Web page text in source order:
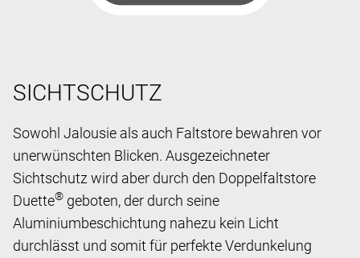
SICHTSCHUTZ
Sowohl Jalousie als auch Faltstore bewahren vor
unerwünschten Blicken. Ausgezeichneter
Sichtschutz wird aber durch den Doppelfaltstore
Duette® geboten, der durch seine
Aluminiumbeschichtung nahezu kein Licht
durchlässt und somit für perfekte Verdunkelung